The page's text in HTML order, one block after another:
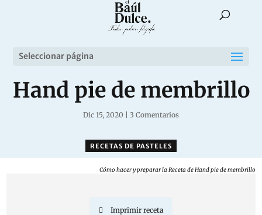
Seleccionar página
Hand pie de membrillo
Dic 15, 2020 3 Comentarios
RECETAS DE PASTELES
Cómo hacer y preparar la Receta de Hand pie de membrillo
Imprimir receta